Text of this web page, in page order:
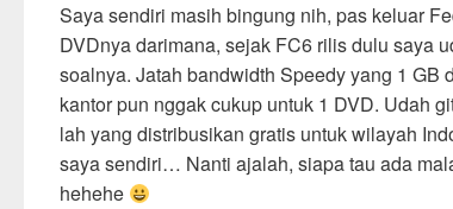
Saya sendiri masih bingung nih, pas keluar
DVDnya darimana, sejak FC6 rilis dulu saya
soalnya. Jatah bandwidth Speedy yang 1 GB
kantor pun nggak cukup untuk 1 DVD. Udah
lah yang distribusikan gratis untuk wilayah
saya sendiri… Nanti ajalah, siapa tau ada
hehehe